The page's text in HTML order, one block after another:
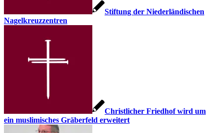
Stiftung der Niederländischen
Nagelkreuzzentren
Christlicher Friedhof wird um
ein muslimisches Gräberfeld erweitert